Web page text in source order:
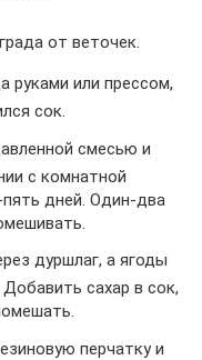
от веточек.
руками или прессом,
сок.
смесью и
с комнатной
дней. Один-два
дуршлаг, а ягоды
сахар в сок,
перчатку и